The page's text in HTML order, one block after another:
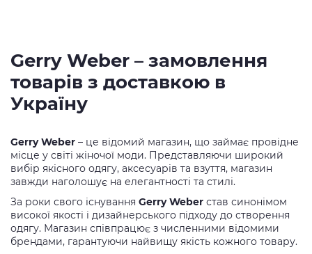
Gerry Weber – замовлення
товарів з доставкою в
Україну
Gerry Weber – це відомий магазин, що займає провідне
місце у світі жіночої моди. Представляючи широкий
вибір якісного одягу, аксесуарів та взуття, магазин
завжди наголошує на елегантності та стилі.
За роки свого існування Gerry Weber став синонімом
високої якості і дизайнерського підходу до створення
одягу. Магазин співпрацює з численними відомими
брендами, гарантуючи найвищу якість кожного товару.